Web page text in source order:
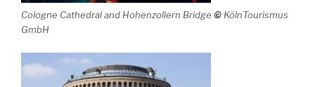
Cologne Cathedral and Hohenzollern Bridge © KölnTourismus
GmbH